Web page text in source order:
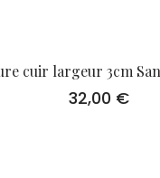
cuir largeur 3cm
32,00 €